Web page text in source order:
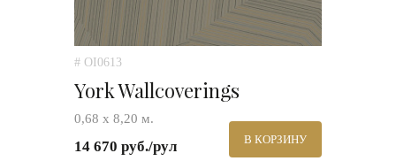
# OI0613
York Wallcoverings
0,68 х 8,20 м.
14 670 руб./рул В КОРЗИНУ